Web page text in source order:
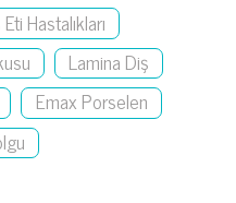
Hastalıkları
Lamina Diş
Emax Porselen